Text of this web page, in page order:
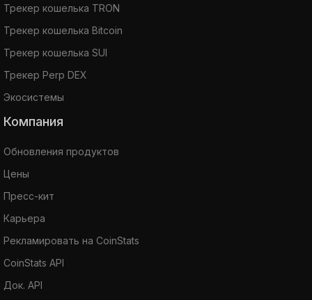
Трекер кошелька TRON
Трекер кошелька Bitcoin
Трекер кошелька SUI
Трекер Perp DEX
Экосистемы
Компания
Обновления продуктов
Цены
Пресс-кит
Карьера
Рекламировать на CoinStats
CoinStats API
Док. API